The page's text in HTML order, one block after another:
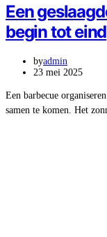
Een
begin tot eind
byadmin
23 mei 2025
Een barbecue
samen te komen. Het